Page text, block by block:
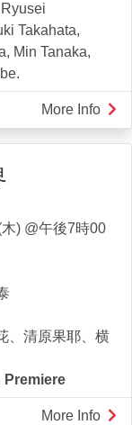
Takahata,
Min Tanaka,
More Info
) @午後7時00
、清原果耶、横
Premiere
More Info